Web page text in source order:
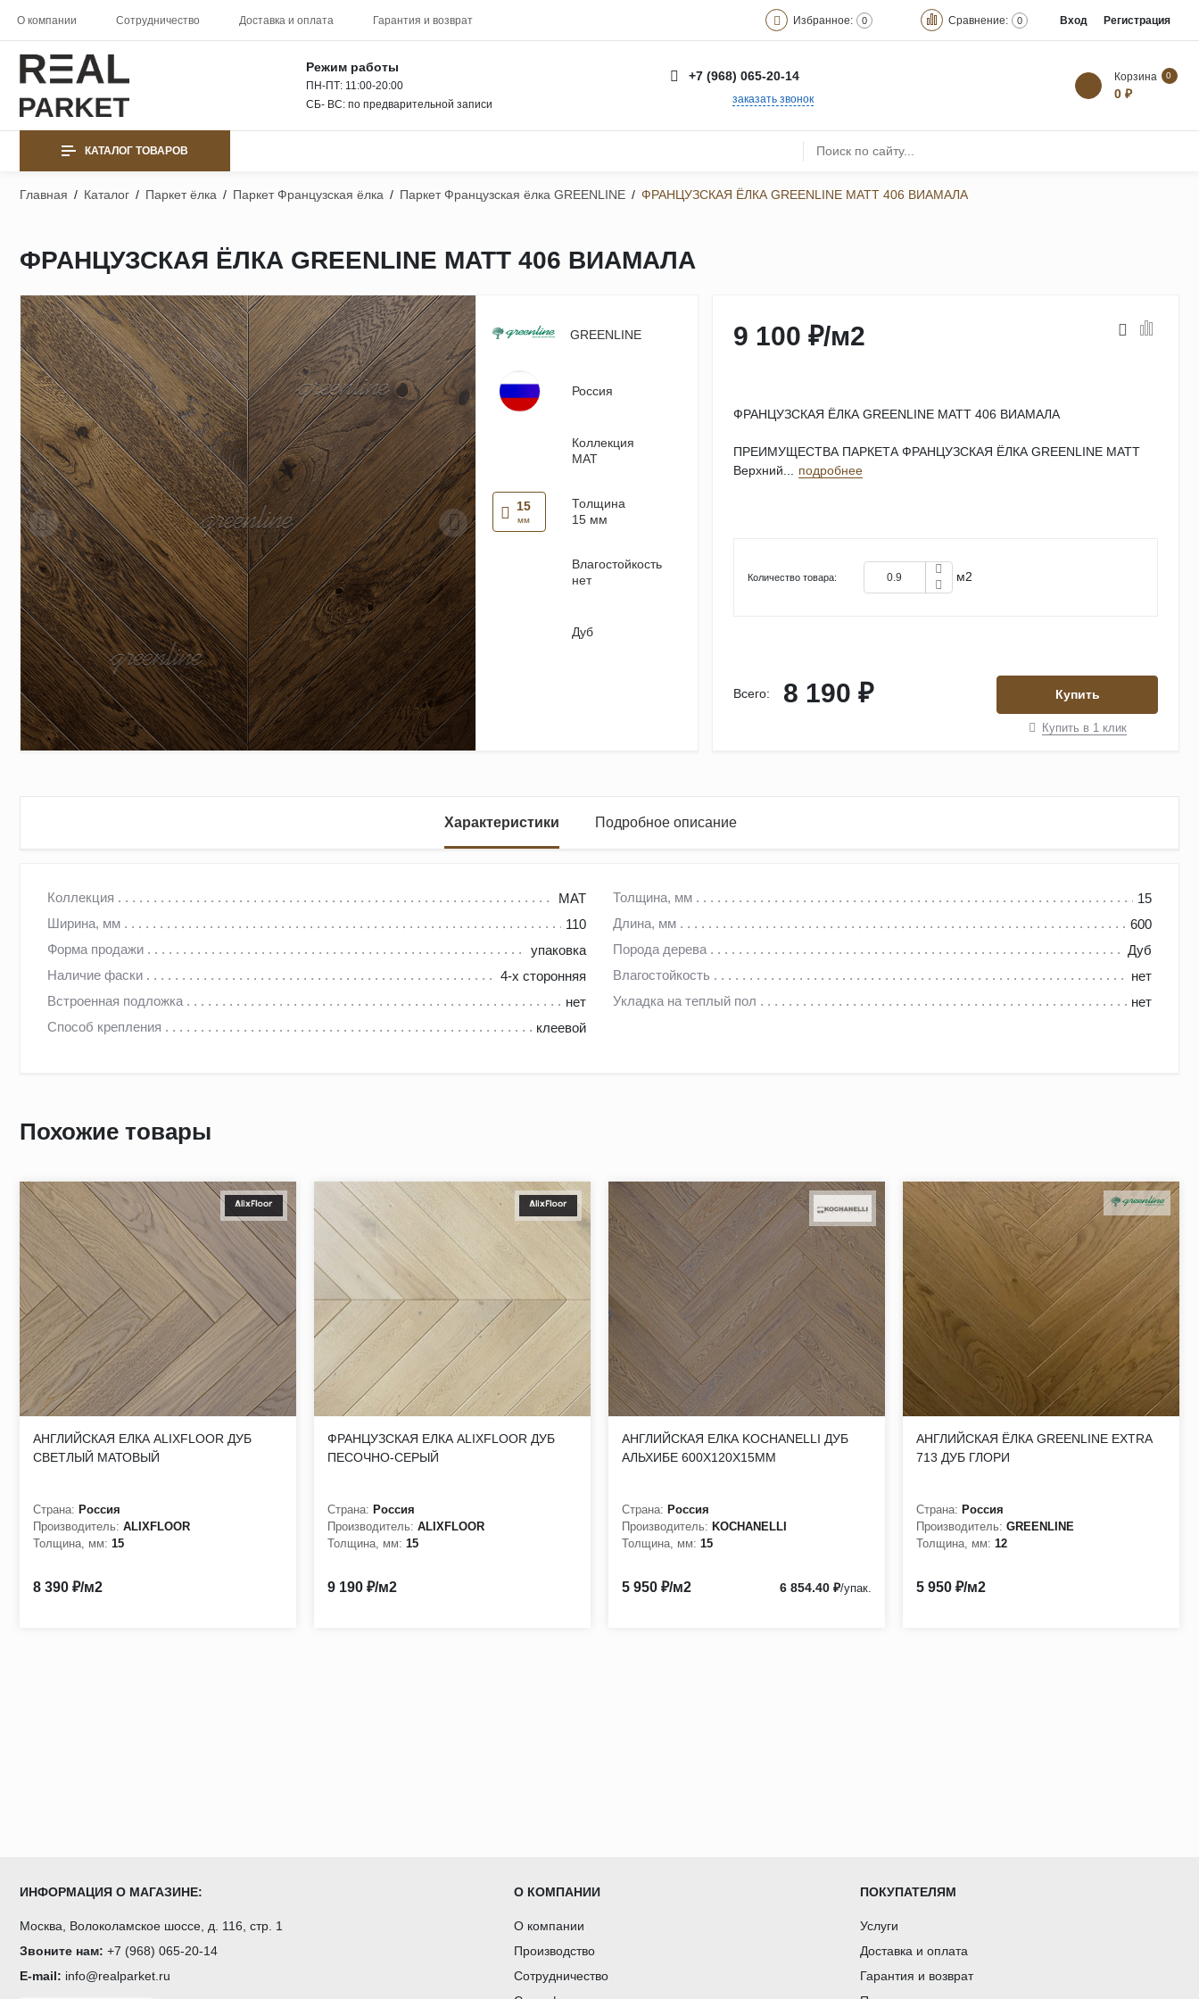
О компании Сотрудничество Доставка и оплата Гарантия и возврат Избранное: 0 Сравнение: 0 Вход Регистрация
Режим работы
ПН-ПТ: 11:00-20:00
СБ- ВС: по предварительной записи
+7 (968) 065-20-14
заказать звонок
Корзина 0
0 ₽
КАТАЛОГ ТОВАРОВ
Главная / Каталог / Паркет ёлка / Паркет Французская ёлка / Паркет Французская ёлка GREENLINE / ФРАНЦУЗСКАЯ ЁЛКА GREENLINE MATT 406 ВИАМАЛА
ФРАНЦУЗСКАЯ ЁЛКА GREENLINE MATT 406 ВИАМАЛА
GREENLINE
Россия
Коллекция
MAT
15
мм
Толщина
15 мм
Влагостойкость
нет
Дуб
9 100 ₽/м2
ФРАНЦУЗСКАЯ ЁЛКА GREENLINE MATT 406 ВИАМАЛА
ПРЕИМУЩЕСТВА ПАРКЕТА ФРАНЦУЗСКАЯ ЁЛКА GREENLINE MATT
Верхний...
подробнее
Количество товара: м2
Всего: 8 190 ₽ Купить
Купить в 1 клик
Характеристики Подробное описание
Коллекция MAT Толщина, мм
15
Ширина, мм
110 Длина, мм
600
Форма продажи
упаковка Порода дерева
Дуб
Наличие фаски
4-х сторонняя Влагостойкость
нет
Встроенная подложка
нет Укладка на теплый пол
нет
Способ крепления
клеевой
Угол запила - 45 градусов, что предоставляет безграничные возможности создания всевозможных вариантов укладки, комбинируя различные положения паркетных планок на полу.
Продольное соединение «гребень-паз» обеспечивает надежное крепление паркетных планок.
дефекты, долговременно сохраняя эффект нового пола.
Похожие товары
АНГЛИЙСКАЯ ЕЛКА ALIXFLOOR ДУБ
СВЕТЛЫЙ МАТОВЫЙ
Страна: Россия
Производитель: ALIXFLOOR
Толщина, мм: 15
8 390 ₽/м2
ФРАНЦУЗСКАЯ ЕЛКА ALIXFLOOR ДУБ
ПЕСОЧНО-СЕРЫЙ
Страна: Россия
Производитель: ALIXFLOOR
Толщина, мм: 15
9 190 ₽/м2
АНГЛИЙСКАЯ ЕЛКА KOCHANELLI ДУБ
АЛЬХИБЕ 600Х120Х15ММ
Страна: Россия
Производитель: KOCHANELLI
Толщина, мм: 15
5 950 ₽/м2 6 854.40 ₽/упак.
АНГЛИЙСКАЯ ЁЛКА GREENLINE EXTRA
713 ДУБ ГЛОРИ
Страна: Россия
Производитель: GREENLINE
Толщина, мм: 12
5 950 ₽/м2
ИНФОРМАЦИЯ О МАГАЗИНЕ:
Москва, Волоколамское шоссе, д. 116, стр. 1
Звоните нам: +7 (968) 065-20-14
E-mail: info@realparket.ru
О КОМПАНИИ
О компании
Производство
Сотрудничество
ПОКУПАТЕЛЯМ
Услуги
Доставка и оплата
Гарантия и возврат